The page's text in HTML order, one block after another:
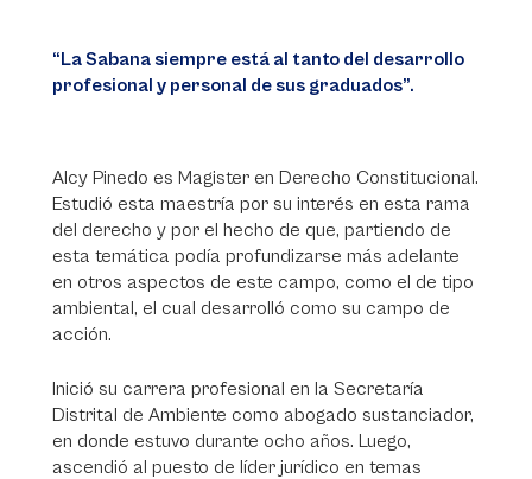
“La Sabana siempre está al tanto del desarrollo
profesional y personal de sus graduados”.
Alcy Pinedo es Magister en Derecho Constitucional.
Estudió esta maestría por su interés en esta rama
del derecho y por el hecho de que, partiendo de
esta temática podía profundizarse más adelante
en otros aspectos de este campo, como el de tipo
ambiental, el cual desarrolló como su campo de
acción.
Inició su carrera profesional en la Secretaría
Distrital de Ambiente como abogado sustanciador,
en donde estuvo durante ocho años. Luego,
ascendió al puesto de líder jurídico en temas